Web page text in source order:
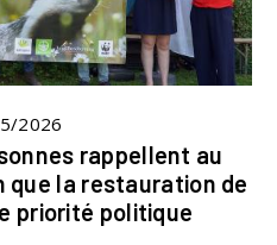
2026
rappellent au
que la restauration de
priorité politique